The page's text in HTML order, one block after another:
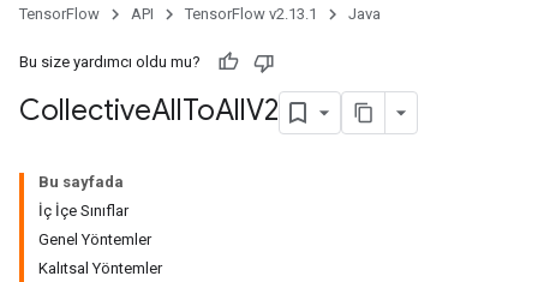
TensorFlow API TensorFlow v2.13.1 Java
Bu size yardımcı oldu mu?
CollectiveAllToAllV2
Bu sayfada
İç İçe Sınıflar
Genel Yöntemler
Kalıtsal Yöntemler